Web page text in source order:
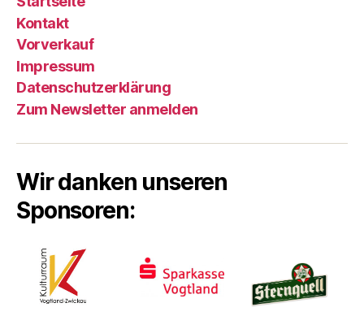
Kontakt
Vorverkauf
Impressum
Datenschutzerklärung
Zum Newsletter anmelden
Wir danken unseren
Sponsoren: